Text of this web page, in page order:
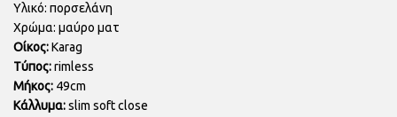
Υλικό: πορσελάνη
Χρώμα: μαύρο ματ
Οίκος:Karag
Τύπος:rimless
Μήκος: 49cm
Κάλλυμα:slim soft close